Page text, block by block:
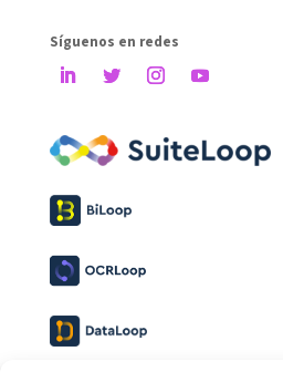
Síguenos en redes